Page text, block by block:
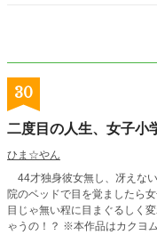
30
二度目の人生、女子小
ひま☆やん
44才独身彼女無し、冴えな
院のベッドで目を覚ましたら
目じゃ無い程に目まぐるしく
ゃうの！？ ※本作品はカクヨムにお引越ししました。アルファポリス掲載の物